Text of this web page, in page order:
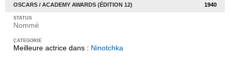
OSCARS / ACADEMY AWARDS (ÉDITION 12) 1940
Nommé
Meilleure actrice dans : Ninotchka